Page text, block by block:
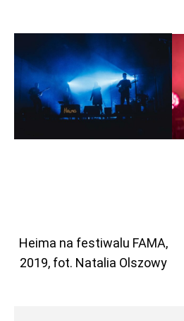
Heima na festiwalu FAMA,
2019, fot. Natalia Olszowy